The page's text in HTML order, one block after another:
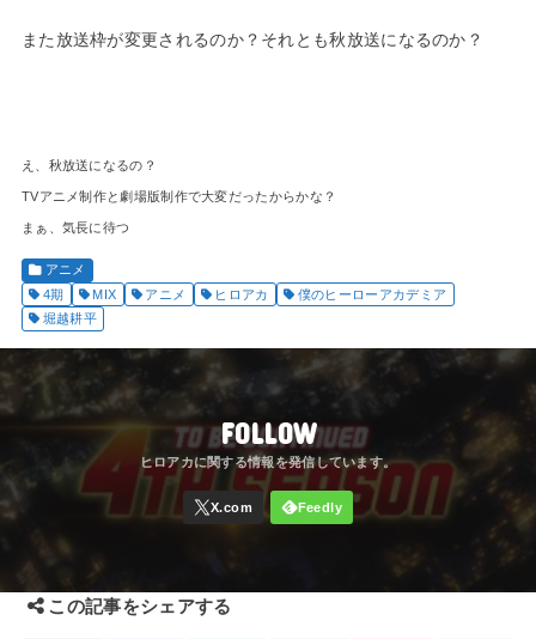
また放送枠が変更されるのか？それとも秋放送になるのか？
え、秋放送になるの？
TVアニメ制作と劇場版制作で大変だったからかな？
まぁ、気長に待つ
アニメ
4期
MIX アニメ ヒロアカ
僕のヒーローアカデミア
堀越耕平
FOLLOW
この記事をシェアする